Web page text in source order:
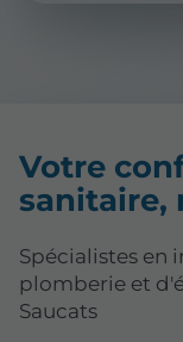
Votre
sanitaire,
Spécialistes en
plomberie et
Saucats